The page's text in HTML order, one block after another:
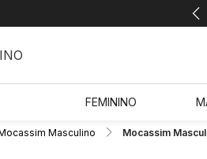
FEMININO
Masculino Mocassim